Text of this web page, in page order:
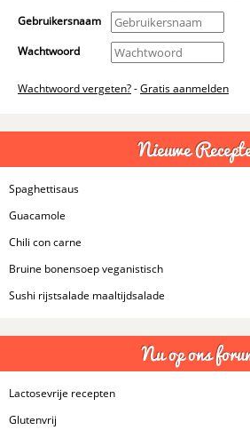
Gebruikersnaam
Wachtwoord
Wachtwoord vergeten?-Gratis aanmelden
Nieuwe
Spaghettisaus
Guacamole
Chili con carne
Bruine bonensoep veganistisch
Sushi rijstsalade maaltijdsalade
Nu op ons
Lactosevrije recepten
Glutenvrij